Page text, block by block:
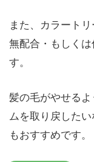
また、カラート
無配合・もしく
す。
髪の毛がやせる
ムを取り戻した
もおすすめです。